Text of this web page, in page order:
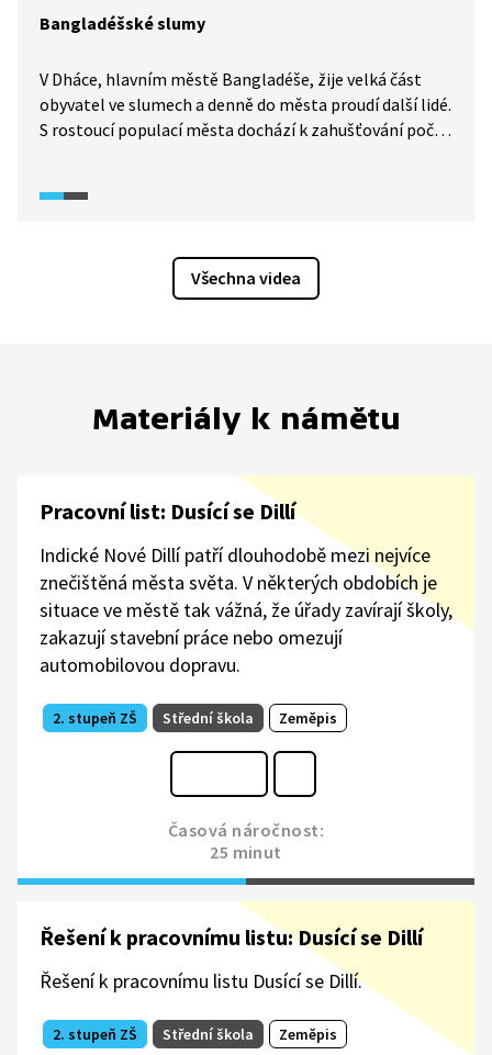
Bangladéšské slumy
V Dháce, hlavním městě Bangladéše, žije velká část
obyvatel ve slumech a denně do města proudí další lidé.
S rostoucí populací města dochází k zahušťování počtu
Všechna videa
Materiály k námětu
Pracovní list: Dusící se Dillí
Indické Nové Dillí patří dlouhodobě mezi nejvíce
znečištěná města světa. V některých obdobích je
situace ve městě tak vážná, že úřady zavírají školy,
zakazují stavební práce nebo omezují
automobilovou dopravu.
2. stupeň ZŠ Střední škola Zeměpis
Časová náročnost:
25 minut
Řešení k pracovnímu listu: Dusící se Dillí
Řešení k pracovnímu listu Dusící se Dillí.
2. stupeň ZŠ Střední škola Zeměpis